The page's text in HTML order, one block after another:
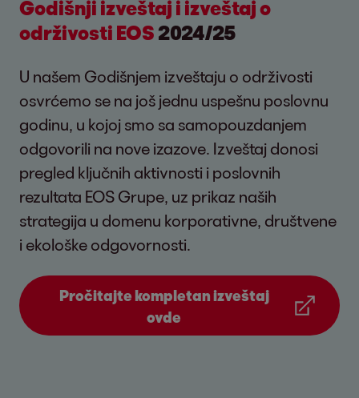
Godišnji izveštaj i izveštaj o
održivosti EOS 2024/25
U našem Godišnjem izveštaju o održivosti
osvrćemo se na još jednu uspešnu poslovnu
godinu, u kojoj smo sa samopouzdanjem
odgovorili na nove izazove. Izveštaj donosi
pregled ključnih aktivnosti i poslovnih
rezultata EOS Grupe, uz prikaz naših
strategija u domenu korporativne, društvene
i ekološke odgovornosti.
Pročitajte kompletan izveštaj
ovde